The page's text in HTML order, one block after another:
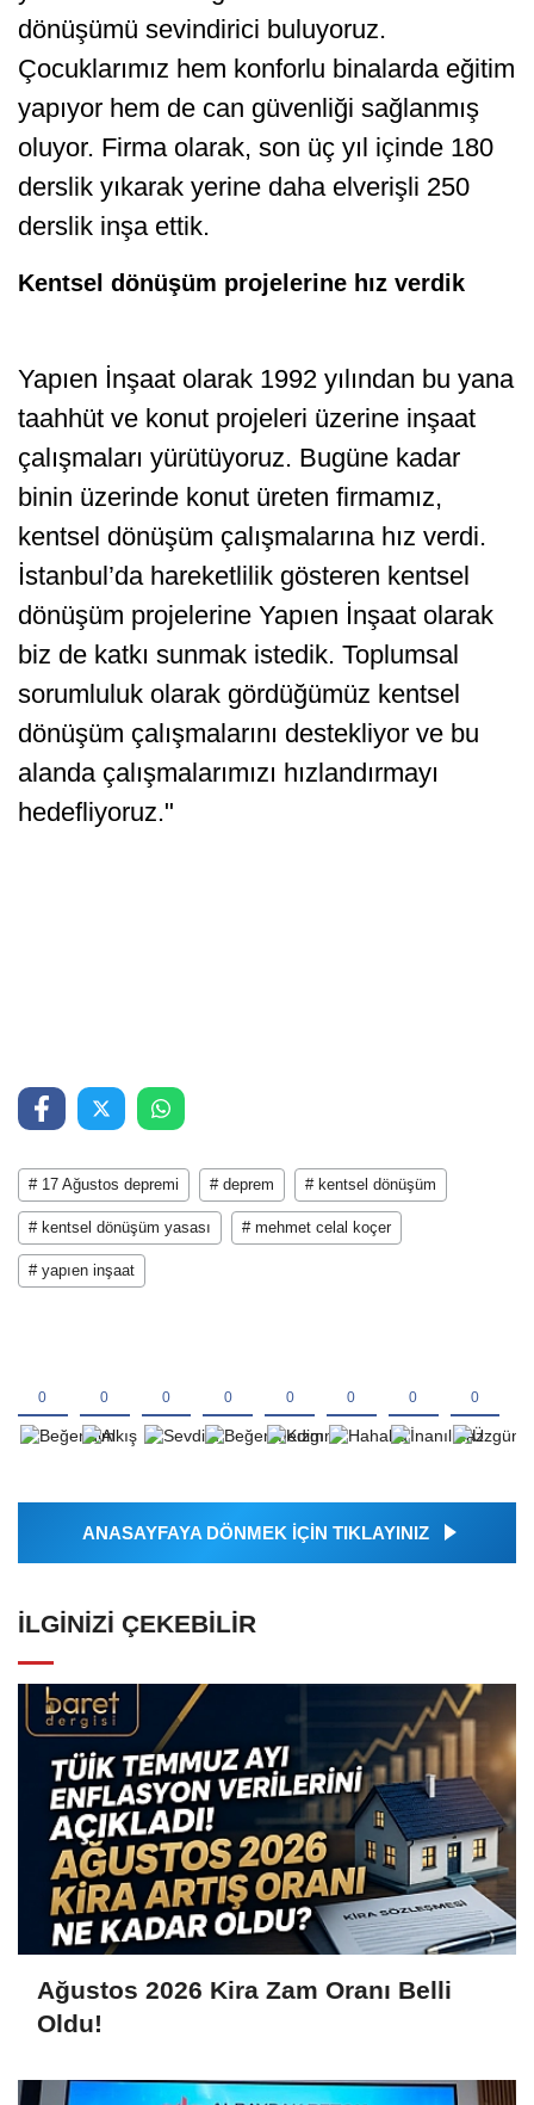
dönüşümü sevindirici buluyoruz.
Çocuklarımız hem konforlu binalarda eğitim
yapıyor hem de can güvenliği sağlanmış
oluyor. Firma olarak, son üç yıl içinde 180
derslik yıkarak yerine daha elverişli 250
derslik inşa ettik.
Kentsel dönüşüm projelerine hız verdik
Yapıen İnşaat olarak 1992 yılından bu yana
taahhüt ve konut projeleri üzerine inşaat
çalışmaları yürütüyoruz. Bugüne kadar
binin üzerinde konut üreten firmamız,
kentsel dönüşüm çalışmalarına hız verdi.
İstanbul’da hareketlilik gösteren kentsel
dönüşüm projelerine Yapıen İnşaat olarak
biz de katkı sunmak istedik. Toplumsal
sorumluluk olarak gördüğümüz kentsel
dönüşüm çalışmalarını destekliyor ve bu
alanda çalışmalarımızı hızlandırmayı
hedefliyoruz."
# 17 Ağustos depremi # deprem # kentsel dönüşüm
# kentsel dönüşüm yasası # mehmet celal koçer
# yapıen inşaat
ANASAYFAYA DÖNMEK İÇİN TIKLAYINIZ
İLGINIZI ÇEKEBILIR
Ağustos 2026 Kira Zam Oranı Belli
Oldu!